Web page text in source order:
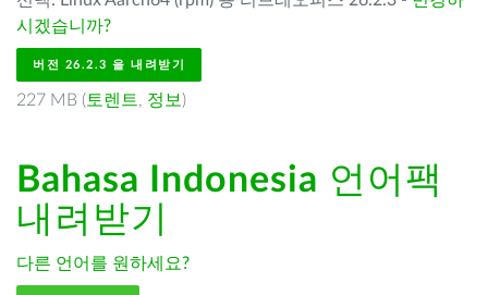
시겠습니까?
버전 26.2.3 을 내려받기
227 MB ( 토렌트, 정보 )
Bahasa Indonesia 언어팩
내려받기
다른 언어를 원하세요?